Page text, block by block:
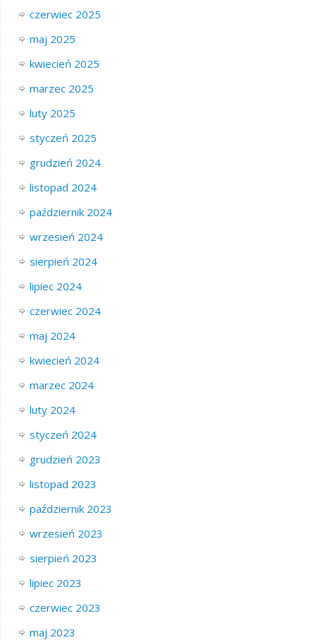
czerwiec 2025
maj 2025
kwiecień 2025
marzec 2025
luty 2025
styczeń 2025
grudzień 2024
listopad 2024
październik 2024
wrzesień 2024
sierpień 2024
lipiec 2024
czerwiec 2024
maj 2024
kwiecień 2024
marzec 2024
luty 2024
styczeń 2024
grudzień 2023
listopad 2023
październik 2023
wrzesień 2023
sierpień 2023
lipiec 2023
czerwiec 2023
maj 2023